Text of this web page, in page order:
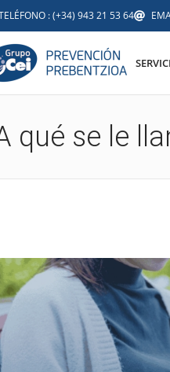
: (+34) 943 21 53 64
qué se le